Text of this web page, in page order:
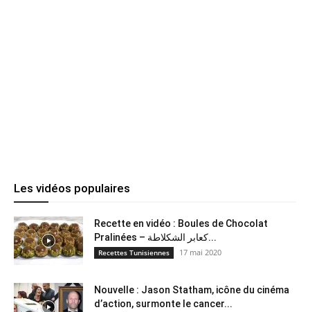
Les vidéos populaires
Recette en vidéo : Boules de Chocolat
Pralinées – كعابر الشكلاطة...
Recettes Tunisiennes 17 mai 2020
Nouvelle : Jason Statham, icône du cinéma
d’action, surmonte le cancer...